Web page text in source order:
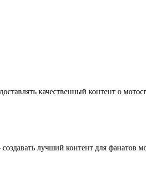
качественный контент о
лучший контент для фанатов